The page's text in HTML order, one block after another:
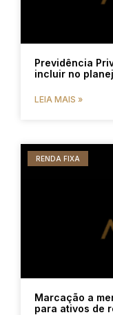
Previdência
incluir no
LEIA MAIS »
RENDA FIXA
Marcação a
para ativos de